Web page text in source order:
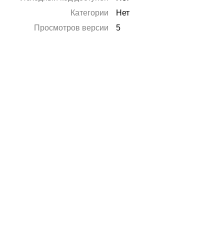
Категории
Нет
Просмотров версии
5